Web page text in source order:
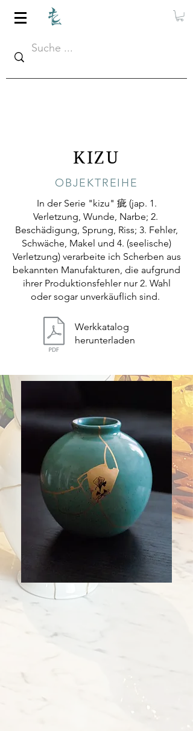
KIZU
OBJEKTREIHE
In der Serie "kizu" 疵 (jap. 1.
Verletzung, Wunde, Narbe; 2.
Beschädigung, Sprung, Riss; 3. Fehler,
Schwäche, Makel und 4. (seelische)
Verletzung) verarbeite ich Scherben aus
bekannten Manufakturen, die aufgrund
ihrer Produktionsfehler nur 2. Wahl
oder sogar unverkäuflich sind.
Werkkatalog
herunterladen